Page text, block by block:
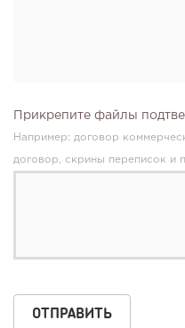
Прикрепите файлы
Например: договор
договор, скрины переписок и